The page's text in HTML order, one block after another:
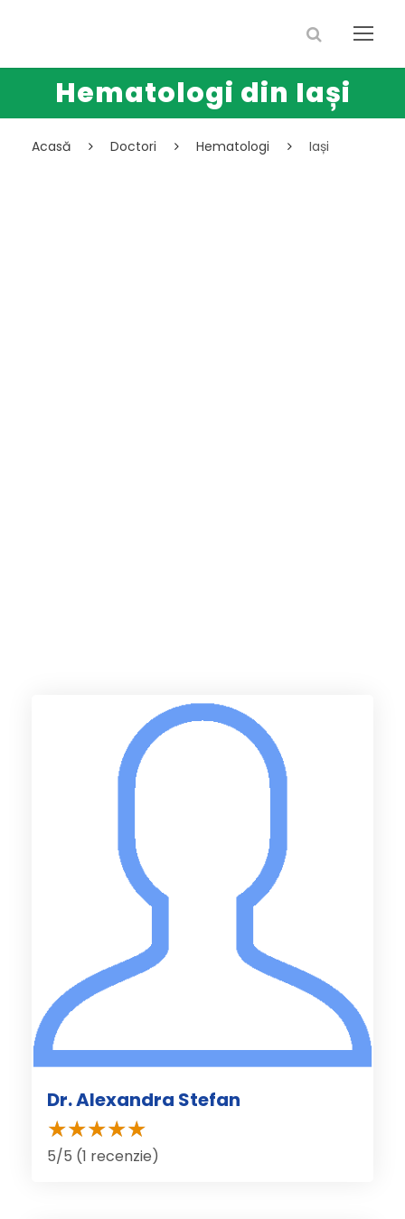
Hematologi din Iași
Acasă Doctori Hematologi Iași
Dr. Alexandra Stefan
5/5 (1 recenzie)